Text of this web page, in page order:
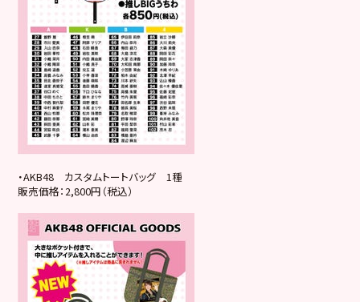
・AKB48 カスタムトートバッグ 1種
販売価格：2,800円（税込）